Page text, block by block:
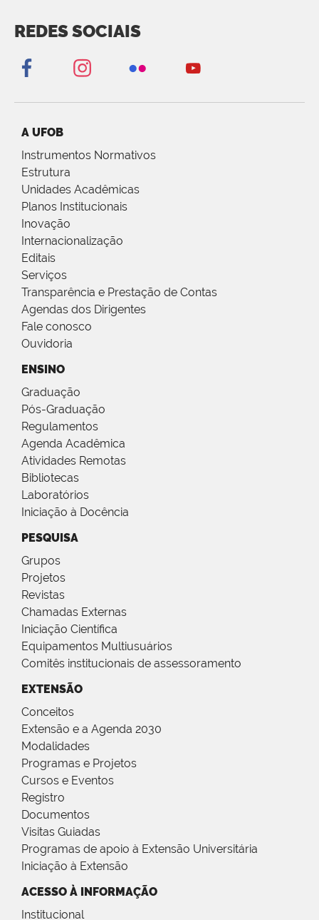
REDES SOCIAIS
A UFOB
Instrumentos Normativos
Estrutura
Unidades Acadêmicas
Planos Institucionais
Inovação
Internacionalização
Editais
Serviços
Transparência e Prestação de Contas
Agendas dos Dirigentes
Fale conosco
Ouvidoria
ENSINO
Graduação
Pós-Graduação
Regulamentos
Agenda Acadêmica
Atividades Remotas
Bibliotecas
Laboratórios
Iniciação à Docência
PESQUISA
Grupos
Projetos
Revistas
Chamadas Externas
Iniciação Científica
Equipamentos Multiusuários
Comitês institucionais de assessoramento
EXTENSÃO
Conceitos
Extensão e a Agenda 2030
Modalidades
Programas e Projetos
Cursos e Eventos
Registro
Documentos
Visitas Guiadas
Programas de apoio à Extensão Universitária
Iniciação à Extensão
ACESSO À INFORMAÇÃO
Institucional